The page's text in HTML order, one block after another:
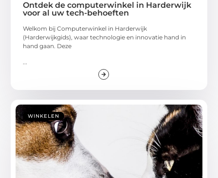
Ontdek de computerwinkel in Harderwijk
voor al uw tech-behoeften
Welkom bij Computerwinkel in Harderwijk
(Harderwijkgids), waar technologie en innovatie hand in
hand gaan. Deze
WINKELEN